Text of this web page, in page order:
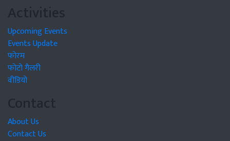
Activities
Upcoming Events
Events Update
फोरम
फोटो गैलरी
वीडियो
Contact
About Us
Contact Us